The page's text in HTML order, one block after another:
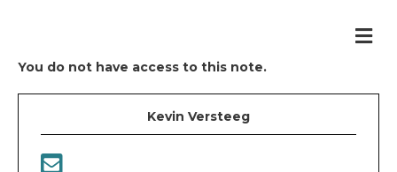
You do not have access to this note.
Kevin Versteeg